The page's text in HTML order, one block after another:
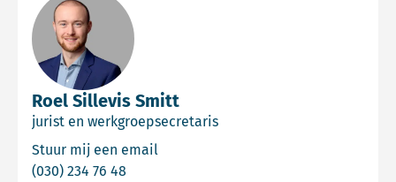
Roel Sillevis Smitt
jurist en werkgroepsecretaris
Stuur mij een email
(030) 234 76 48